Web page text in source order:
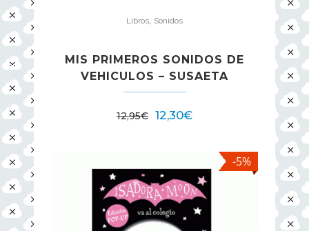
Libros Sonidos
MIS PRIMEROS SONIDOS DE
VEHICULOS – SUSAETA
12,95€ 12,30€
-5%